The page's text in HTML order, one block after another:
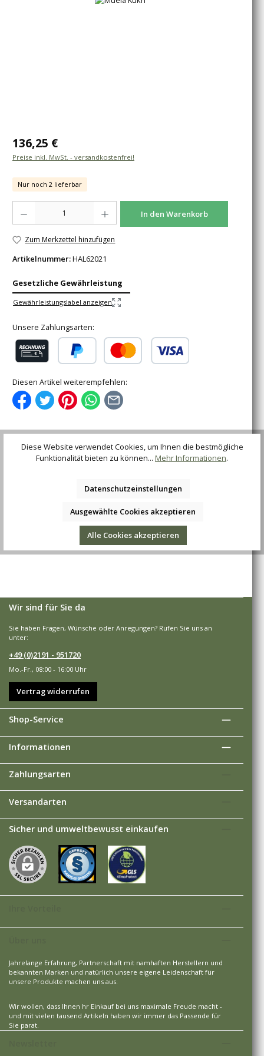
Regulärer Preis:
136,25 €
Preise inkl. MwSt. - versandkostenfrei!
Nur noch 2 lieferbar
In den Warenkorb
Zum Merkzettel hinzufügen
Artikelnummer:HAL62021
Gesetzliche Gewährleistung
Gewährleistungslabel anzeigen
Unsere Zahlungsarten:
Diesen Artikel weiterempfehlen:
Beschreibung
Krieger, einer ehemaligen Spezialeinheit der britischen
Wir sind für Sie da
Sie haben Fragen, Wünsche oder Anregungen? Rufen Sie uns an
unter:
+49 (0)2191 - 951720
Mo.-Fr., 08:00 - 16:00 Uhr
Vertrag widerrufen
Shop-Service
Informationen
Zahlungsarten
Versandarten
Sicher und umweltbewusst einkaufen
Jahrelange Erfahrung, Partnerschaft mit namhaften Herstellern und
bekannten Marken und natürlich unsere eigene Leidenschaft für
unsere Produkte machen uns aus.
Wir wollen, dass Ihnen hr Einkauf bei uns maximale Freude macht -
und mit vielen tausend Artikeln haben wir immer das Passende für
Sie parat.
Diese Website verwendet Cookies, um Ihnen die bestmögliche
Funktionalität bieten zu können... Mehr Informationen.
Datenschutzeinstellungen
Ausgewählte Cookies akzeptieren
Alle Cookies akzeptieren